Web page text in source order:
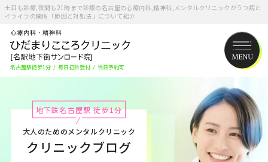
土日も診療,夜間も21時まで診療の名古屋の心療内科,精神科,メンタルクリニックがうつ病と
イライラの関係「原因と対処法」について紹介
名古屋駅徒歩1分 / 毎日初診受付 / 当日予約可
地下鉄名古屋駅 徒歩1分
大人のためのメンタルクリニック
クリニックブログ